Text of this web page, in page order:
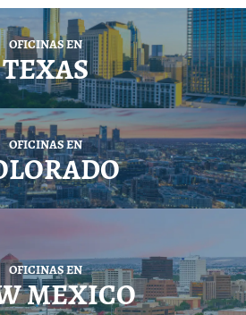
OFICINAS EN
TEXAS
OFICINAS EN
OFICINAS EN
MEXICO